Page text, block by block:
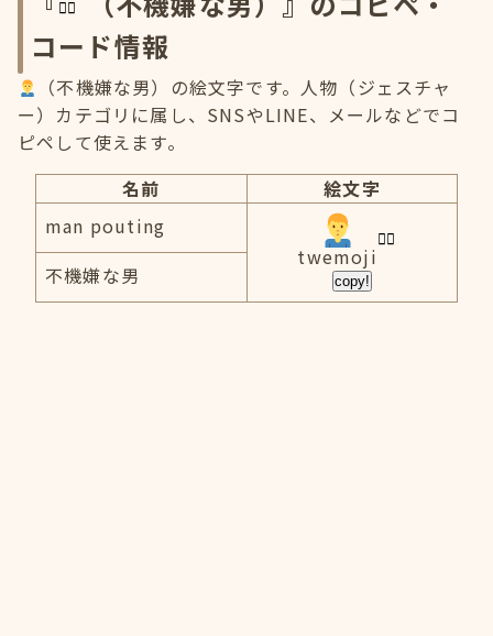
コード情報
（不機嫌な男）の絵文字です。人物（ジェスチャ
ー）カテゴリに属し、SNSやLINE、メールなどでコ
ピペして使えます。
名前
絵文字
man pouting
twemoji
copy!
不機嫌な男